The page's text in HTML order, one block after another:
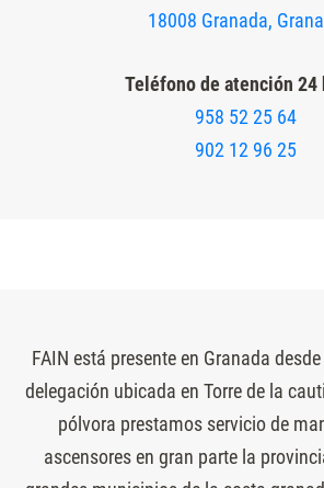
18008 Granada,
Teléfono de atención 24
958 52 25 64
902 12 96 25
FAIN está presente en Granada
delegación ubicada en Torre de la
pólvora prestamos servicio de
ascensores en gran parte la